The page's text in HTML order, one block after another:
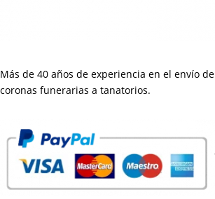
Más de 40 años de experiencia en el envío de
coronas funerarias a tanatorios.